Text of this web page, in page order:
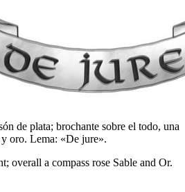
de plata; brochante sobre el todo, una
oro. Lema: «De jure».
overall a compass rose Sable and Or.